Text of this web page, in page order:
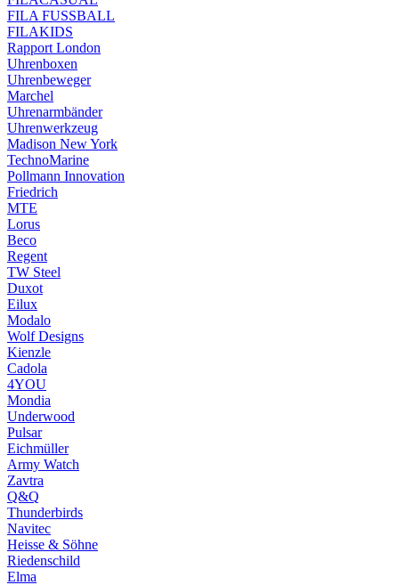
FILA FUSSBALL
FILAKIDS
Rapport London
Uhrenboxen
Uhrenbeweger
Marchel
Uhrenarmbänder
Uhrenwerkzeug
Madison New York
TechnoMarine
Pollmann Innovation
Friedrich
MTE
Lorus
Beco
Regent
TW Steel
Duxot
Eilux
Modalo
Wolf Designs
Kienzle
Cadola
4YOU
Mondia
Underwood
Pulsar
Eichmüller
Army Watch
Zavtra
Q&Q
Thunderbirds
Navitec
Heisse & Söhne
Riedenschild
Elma